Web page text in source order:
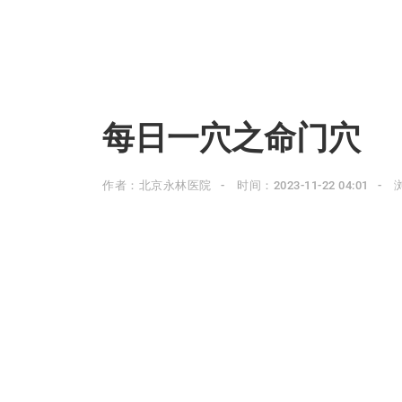
每日一穴之命门穴
作者：北京永林医院 时间：2023-11-22 04:01